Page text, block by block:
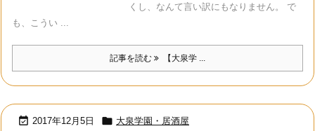
くし、なんて言い訳にもなりません。 で
も、こうい ...
記事を読む 【大泉学 ...
 2017年12月5日  大泉学園・居酒屋